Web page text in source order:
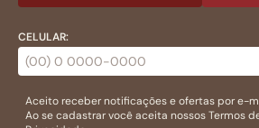
CELULAR:
Aceito receber notificações e ofertas por e-
Ao se cadastrar você aceita nossosTermos